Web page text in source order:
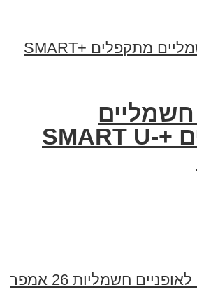
חשמליים
מתקפלים +SMART U-